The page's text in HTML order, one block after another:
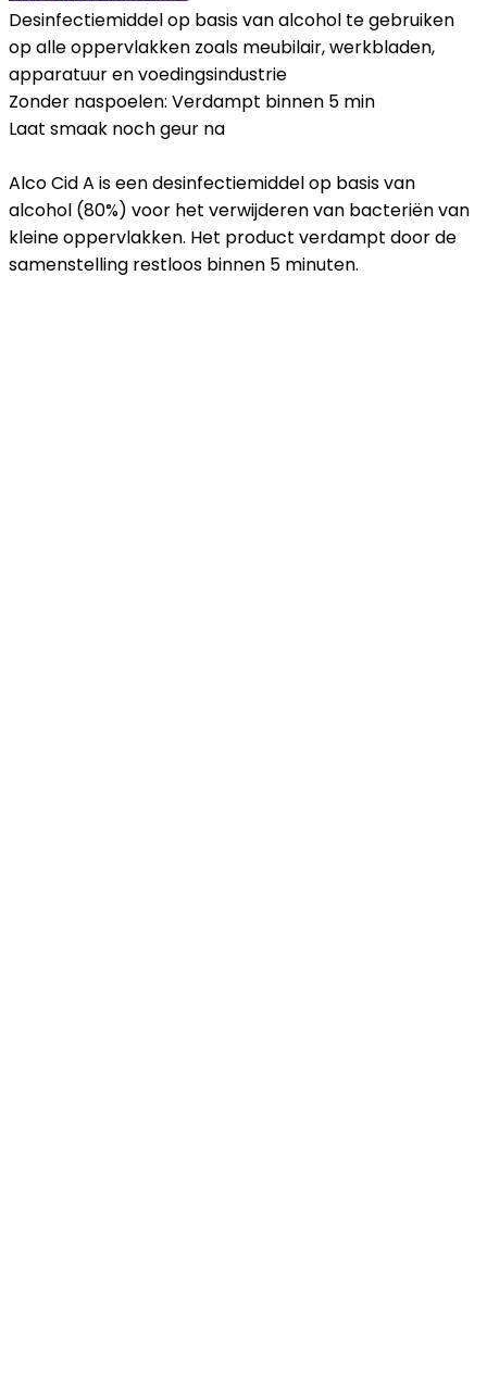
Desinfectiemiddel op basis van alcohol te gebruiken
op alle oppervlakken zoals meubilair, werkbladen,
apparatuur en voedingsindustrie
Zonder naspoelen: Verdampt binnen 5 min
Laat smaak noch geur na
Alco Cid A is een desinfectiemiddel op basis van
alcohol (80%) voor het verwijderen van bacteriën van
kleine oppervlakken. Het product verdampt door de
samenstelling restloos binnen 5 minuten.